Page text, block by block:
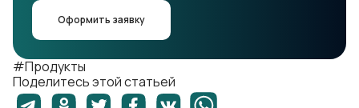
Оформить заявку
#Продукты
Поделитесь этой статьей